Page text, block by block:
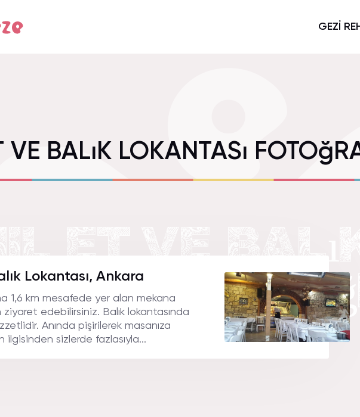
GEZİ
VE BALıK LOKANTASı
Lokantası, Ankara
1,6 km mesafede yer alan mekana
edebilirsiniz. Balık lokantasında
Anında pişirilerek masanıza
ilgisinden sizlerde fazlasıyla...